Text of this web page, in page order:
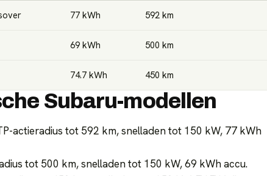
77 kWh 592 km
69 kWh 500 km
74.7 kWh 450 km
Subaru-modellen
actieradius tot 592 km, snelladen tot 150 kW, 77 kWh
tot 500 km, snelladen tot 150 kW, 69 kWh accu.